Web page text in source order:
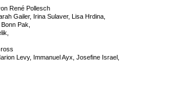
René Pollesch
Gailer, Irina Sulaver, Lisa Hrdina,
Pak,
Levy, Immanuel Ayx, Josefine Israel,